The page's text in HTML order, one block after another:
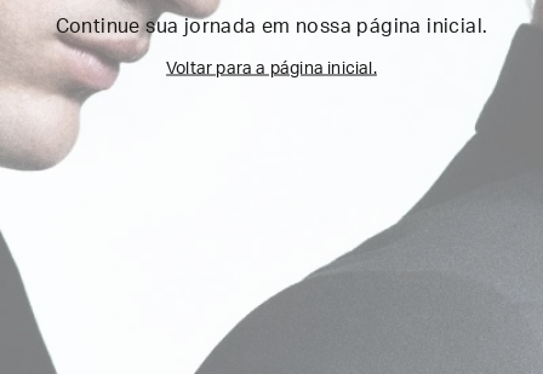
Continue sua jornada em nossa página inicial.
Voltar para a página inicial.